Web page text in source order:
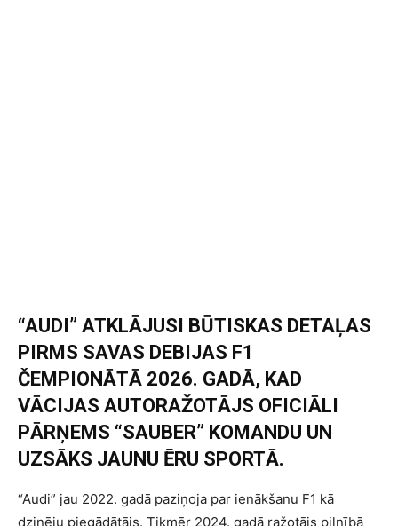
“AUDI” ATKLĀJUSI BŪTISKAS DETAĻAS
PIRMS SAVAS DEBIJAS F1
ČEMPIONĀTĀ 2026. GADĀ, KAD
VĀCIJAS AUTORAŽOTĀJS OFICIĀLI
PĀRŅEMS “SAUBER” KOMANDU UN
UZSĀKS JAUNU ĒRU SPORTĀ.
“Audi” jau 2022. gadā paziņoja par ienākšanu F1 kā
dzinēju piegādātājs. Tikmēr 2024. gadā ražotājs pilnībā